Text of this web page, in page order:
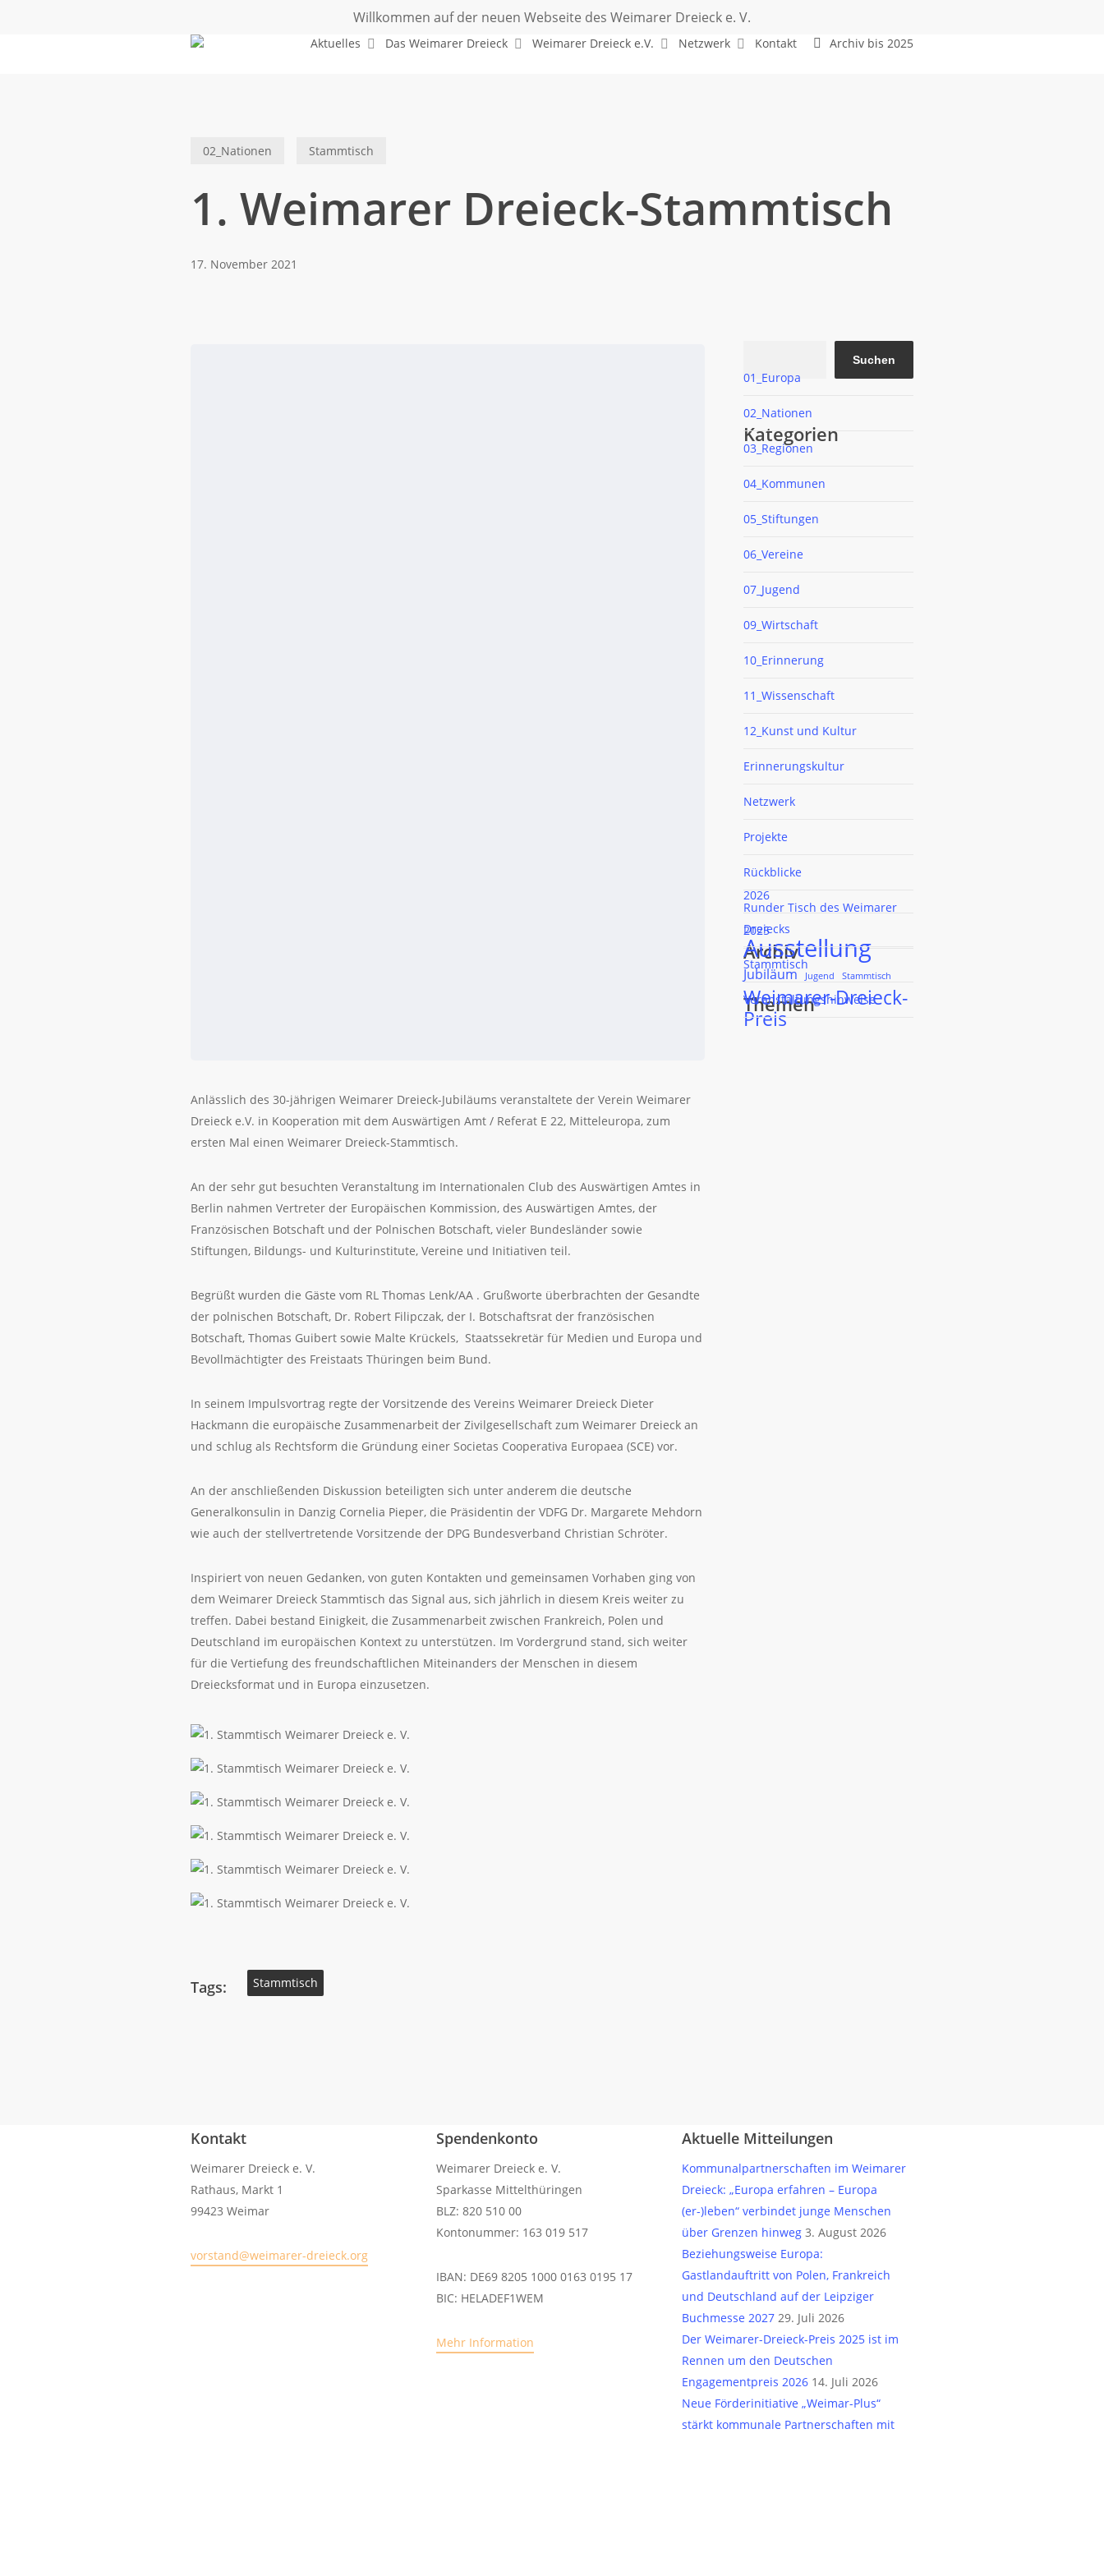
Willkommen auf der neuen Webseite des Weimarer Dreieck e. V.
Aktuelles Das Weimarer Dreieck Weimarer Dreieck e.V. Netzwerk Kontakt Archiv bis 2025
02_Nationen Stammtisch
1. Weimarer Dreieck-Stammtisch
17. November 2021
Anlässlich des 30-jährigen Weimarer Dreieck-Jubiläums veranstaltete der Verein Weimarer
Dreieck e.V. in Kooperation mit dem Auswärtigen Amt / Referat E 22, Mitteleuropa, zum
ersten Mal einen Weimarer Dreieck-Stammtisch.
An der sehr gut besuchten Veranstaltung im Internationalen Club des Auswärtigen Amtes in
Berlin nahmen Vertreter der Europäischen Kommission, des Auswärtigen Amtes, der
Französischen Botschaft und der Polnischen Botschaft, vieler Bundesländer sowie
Stiftungen, Bildungs- und Kulturinstitute, Vereine und Initiativen teil.
Begrüßt wurden die Gäste vom RL Thomas Lenk/AA . Grußworte überbrachten der Gesandte
der polnischen Botschaft, Dr. Robert Filipczak, der I. Botschaftsrat der französischen
Botschaft, Thomas Guibert sowie Malte Krückels, Staatssekretär für Medien und Europa und
Bevollmächtigter des Freistaats Thüringen beim Bund.
In seinem Impulsvortrag regte der Vorsitzende des Vereins Weimarer Dreieck Dieter
Hackmann die europäische Zusammenarbeit der Zivilgesellschaft zum Weimarer Dreieck an
und schlug als Rechtsform die Gründung einer Societas Cooperativa Europaea (SCE) vor.
An der anschließenden Diskussion beteiligten sich unter anderem die deutsche
Generalkonsulin in Danzig Cornelia Pieper, die Präsidentin der VDFG Dr. Margarete Mehdorn
wie auch der stellvertretende Vorsitzende der DPG Bundesverband Christian Schröter.
Inspiriert von neuen Gedanken, von guten Kontakten und gemeinsamen Vorhaben ging von
dem Weimarer Dreieck Stammtisch das Signal aus, sich jährlich in diesem Kreis weiter zu
treffen. Dabei bestand Einigkeit, die Zusammenarbeit zwischen Frankreich, Polen und
Deutschland im europäischen Kontext zu unterstützen. Im Vordergrund stand, sich weiter
für die Vertiefung des freundschaftlichen Miteinanders der Menschen in diesem
Dreiecksformat und in Europa einzusetzen.
Tags: Stammtisch
Suchen
Kategorien
01_Europa
02_Nationen
03_Regionen
04_Kommunen
05_Stiftungen
06_Vereine
07_Jugend
09_Wirtschaft
10_Erinnerung
11_Wissenschaft
12_Kunst und Kultur
Erinnerungskultur
Netzwerk
Projekte
Rückblicke
Runder Tisch des Weimarer
Dreiecks
Stammtisch
Veranstaltungshinweise
Archiv
2026
2025
Themen
Ausstellung
Jubiläum Jugend Stammtisch
Weimarer-Dreieck-
Preis
Kontakt
Weimarer Dreieck e. V.
Rathaus, Markt 1
99423 Weimar
vorstand@weimarer-dreieck.org
Spendenkonto
Weimarer Dreieck e. V.
Sparkasse Mittelthüringen
BLZ: 820 510 00
Kontonummer: 163 019 517
IBAN: DE69 8205 1000 0163 0195 17
BIC: HELADEF1WEM
Mehr Information
Aktuelle Mitteilungen
Kommunalpartnerschaften im Weimarer
Dreieck: „Europa erfahren – Europa
(er-)leben“ verbindet junge Menschen
über Grenzen hinweg 3. August 2026
Beziehungsweise Europa:
Gastlandauftritt von Polen, Frankreich
und Deutschland auf der Leipziger
Buchmesse 2027 29. Juli 2026
Der Weimarer-Dreieck-Preis 2025 ist im
Rennen um den Deutschen
Engagementpreis 2026 14. Juli 2026
Neue Förderinitiative „Weimar-Plus“
stärkt kommunale Partnerschaften mit